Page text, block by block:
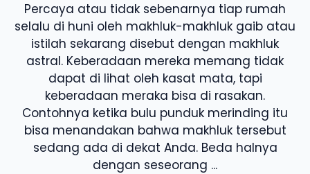
Percaya atau tidak sebenarnya tiap rumah
selalu di huni oleh makhluk-makhluk gaib atau
istilah sekarang disebut dengan makhluk
astral. Keberadaan mereka memang tidak
dapat di lihat oleh kasat mata, tapi
keberadaan meraka bisa di rasakan.
Contohnya ketika bulu punduk merinding itu
bisa menandakan bahwa makhluk tersebut
sedang ada di dekat Anda. Beda halnya
dengan seseorang ...